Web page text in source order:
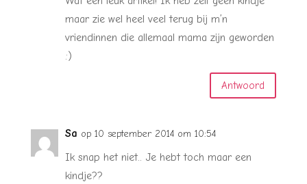
maar zie wel heel veel terug bij m’n
vriendinnen die allemaal mama zijn geworden
:)
Antwoord
Sa op 10 september 2014 om 10:54
Ik snap het niet.. Je hebt toch maar een
kindje??